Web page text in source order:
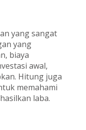
yang sangat
yang
biaya
awal,
Hitung juga
memahami
laba.